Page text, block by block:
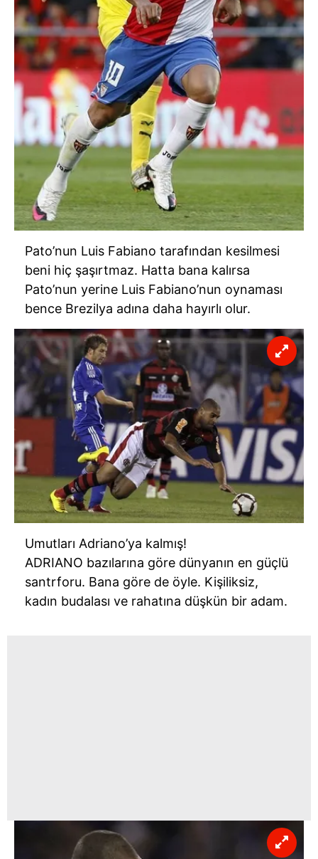
Pato’nun Luis Fabiano tarafından kesilmesi
beni hiç şaşırtmaz. Hatta bana kalırsa
Pato’nun yerine Luis Fabiano’nun oynaması
bence Brezilya adına daha hayırlı olur.
Umutları Adriano’ya kalmış!
ADRIANO bazılarına göre dünyanın en güçlü
santrforu. Bana göre de öyle. Kişiliksiz,
kadın budalası ve rahatına düşkün bir adam.